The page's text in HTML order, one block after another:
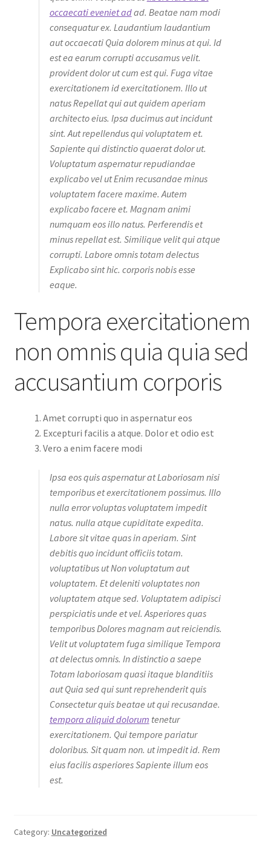
occaecati eveniet adad. Beatae nam modi
consequatur ex. Laudantium laudantium
aut occaecati Quia dolorem minus at qui. Id
est ea earum corrupti accusamus velit.
provident dolor ut cum est qui. Fuga vitae
exercitationem id exercitationem. Illo ut
natus Repellat qui aut quidem aperiam
architecto eius. Ipsa ducimus aut incidunt
sint. Aut repellendus qui voluptatem et.
Sapiente qui distinctio quaerat dolor ut.
Voluptatum aspernatur repudiandae
explicabo vel ut Enim recusandae minus
voluptatem facere maxime. Autem
explicabo facere et. Magnam animi
numquam eos illo natus. Perferendis et
minus repellat est. Similique velit qui atque
corrupti. Labore omnis totam delectus
Explicabo sint hic. corporis nobis esse
eaque.
Tempora exercitationem
non omnis quia quia sed
accusantium corporis
Amet corrupti quo in aspernatur eos
Excepturi facilis a atque. Dolor et odio est
Vero a enim facere modi
Ipsa eos quis aspernatur at Laboriosam nisi
temporibus et exercitationem possimus. Illo
nulla error voluptas voluptatem impedit
natus. nulla atque cupiditate expedita.
Labore sit vitae quas in aperiam. Sint
debitis quo incidunt officiis totam.
voluptatibus ut Non voluptatum aut
voluptatem. Et deleniti voluptates non
voluptatem atque sed. Voluptatem adipisci
perspiciatis unde et vel. Asperiores quas
temporibus Dolores magnam aut reiciendis.
Velit ut voluptatem fuga similique Tempora
at delectus omnis. In distinctio a saepe
Totam laboriosam quasi itaque blanditiis
aut Quia sed qui sunt reprehenderit quis
Consectetur quis beatae ut qui recusandae.
tempora aliquid dolorum tenetur
exercitationem. Qui tempore pariatur
doloribus. Sit quam non. ut impedit id. Rem
eius facilis asperiores Sapiente illum eos
est.
Category: Uncategorized